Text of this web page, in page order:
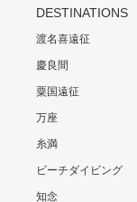
DESTINATIONS
渡名喜遠征
慶良間
粟国遠征
万座
糸満
ビーチダイビング
知念